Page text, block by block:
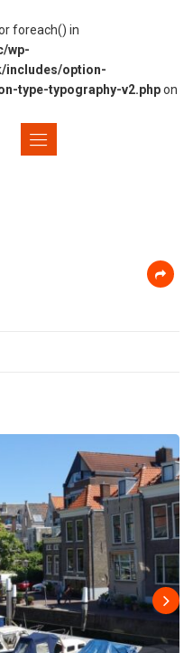
foreach() in
wp-
includes/option-
type-typography-v2.phpon